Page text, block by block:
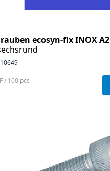
ecosyn-fix INOX A2
/ 100 pcs